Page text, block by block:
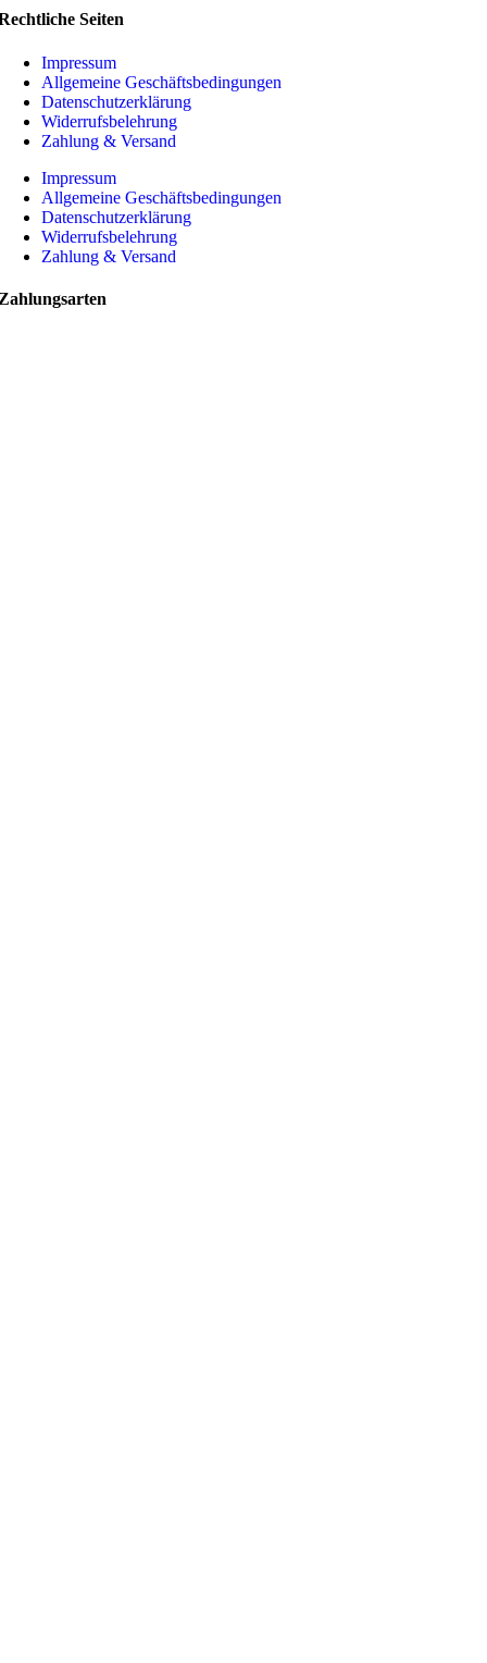
Seiten
Impressum
Allgemeine Geschäftsbedingungen
Datenschutzerklärung
Widerrufsbelehrung
Zahlung & Versand
Impressum
Allgemeine Geschäftsbedingungen
Datenschutzerklärung
Widerrufsbelehrung
Zahlung & Versand